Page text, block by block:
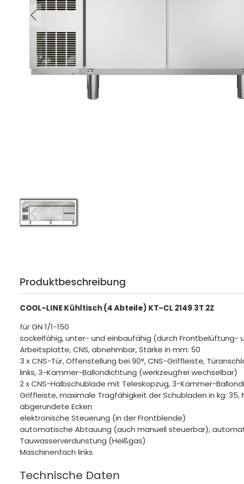
Produktbeschreibung
COOL-LINE Kühltisch (4 Abteile) KT-CL 2149 3T 2Z
für GN 1/1-150
sockelfähig, unter- und einbaufähig (durch Frontbelüftung-
Arbeitsplatte, CNS, abnehmbar, Stärke in mm: 50
3 x CNS-Tür, Offenstellung bei 90°, CNS-Griffleiste,
links, 3-Kammer-Ballondichtung (werkzeugfrei wechselbar)
2 x CNS-Halbschublade mit Teleskopzug, 3-Kammer-
Griffleiste, maximale Tragfähigkeit der Schubladen in kg: 35,
abgerundete Ecken
elektronische Steuerung (in der Frontblende)
automatische Abtauung (auch manuell steuerbar),
Tauwasserverdunstung (Heißgas)
Maschinenfach links
Technische Daten